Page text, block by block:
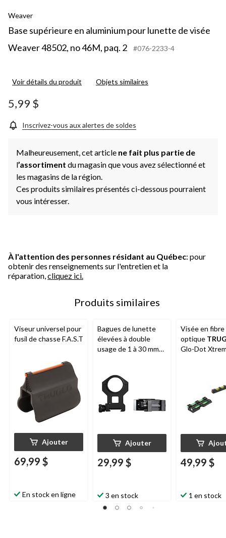
Weaver
Base supérieure en aluminium pour lunette de visée
Weaver 48502, no 46M, paq. 2
#076-2233-4
Voir détails du produit Objets similaires
5,99 $
Inscrivez-vous aux alertes de soldes
Malheureusement, cet article ne fait plus partie de
l’assortiment du magasin que vous avez sélectionné et
les magasins de la région.
Ces produits similaires présentés ci-dessous pourraient
vous intéresser.
À l'attention des personnes résidant au Québec: pour
obtenir des renseignements sur l'entretien et la
réparation, cliquez ici.
Produits similaires
Viseur universel pour
fusil de chasse F.A.S.T
Ajouter
69,99 $
En stock en ligne
Bagues de lunette
élevées à double
usage de 1 à 30 mm
Ajouter
29,99 $
3 en stock
Visée en fibre
optique
Glo-Dot
49,99 $
1 en stock